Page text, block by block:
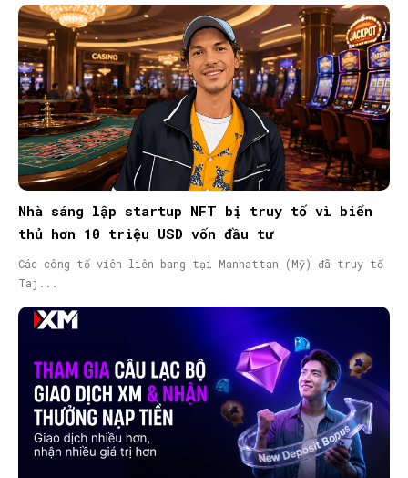
Nhà sáng lập startup NFT bị truy tố vì biển
thủ hơn 10 triệu USD vốn đầu tư
Các công tố viên liên bang tại Manhattan (Mỹ) đã truy tố
Taj...